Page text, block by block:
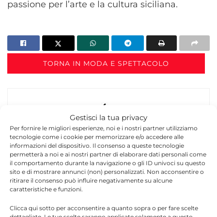
Gestisci la tua privacy
Per fornire le migliori esperienze, noi e i nostri partner utilizziamo
tecnologie come i cookie per memorizzare e/o accedere alle
informazioni del dispositivo. Il consenso a queste tecnologie
permetterà a noi e ai nostri partner di elaborare dati personali come
il comportamento durante la navigazione o gli ID univoci su questo
sito e di mostrare annunci (non) personalizzati. Non acconsentire o
ritirare il consenso può influire negativamente su alcune
caratteristiche e funzioni.
Clicca qui sotto per acconsentire a quanto sopra o per fare scelte
passione per l’arte e la cultura siciliana.
TORNA IN MODA E SPETTACOLO
Redazione
La redazione di Quotidianodiragusa.it è composta
da giornalisti, collaboratori e professionisti
dell’informazione che ogni giorno lavorano per
accurati dedicati alla Sicilia, all’attualità, alla